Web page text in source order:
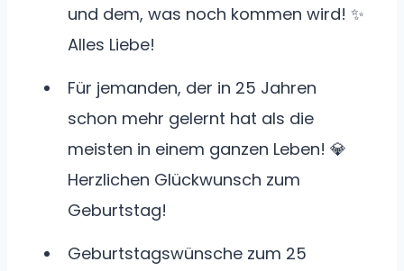
und dem, was noch kommen wird! ✨
Alles Liebe!
Für jemanden, der in 25 Jahren
schon mehr gelernt hat als die
meisten in einem ganzen Leben! 💎
Herzlichen Glückwunsch zum
Geburtstag!
Geburtstagswünsche zum 25